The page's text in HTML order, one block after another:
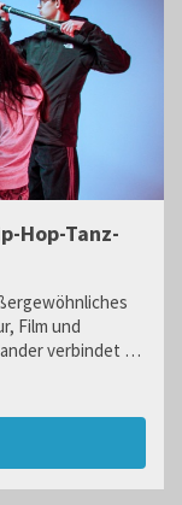
Hop-Tanz-
Film und
verbindet …